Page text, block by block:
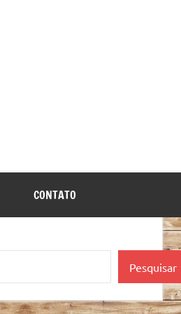
CONTATO
Pesquisar